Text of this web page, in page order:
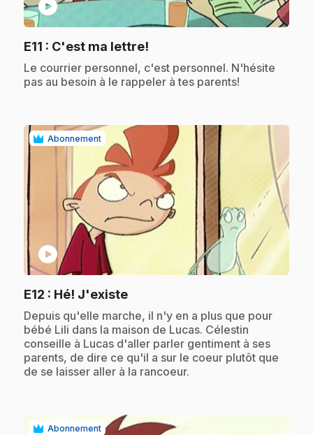
play_circle
E11 : C'est ma lettre!
.Le courrier personnel, c'est personnel. N'hésite
pas au besoin à le rappeler à tes parents!
Abonnement
play_circle
E12 : Hé! J'existe.
.Depuis qu'elle marche, il n'y en a plus que pour
bébé Lili dans la maison de Lucas. Célestin
conseille à Lucas d'aller parler gentiment à ses
parents, de dire ce qu'il a sur le coeur plutôt que
de se laisser aller à la rancoeur.
Abonnement